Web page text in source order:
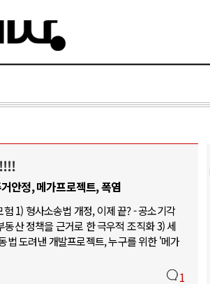
안정, 메가프로젝트, 폭염
1) 형사소송법 개정, 이제 끝? - 공소기각
산 정책을 근거로 한 극우적 조직화 3) 세
법 도려낸 개발프로젝트, 누구를 위한 '메가
1
쟁의 추상화: 우크라이나, 대리전의 역..
우크라이나 드론 협력 직후, 러시아..
우크라이나, 덴마크, 에스토니아, 네덜란..